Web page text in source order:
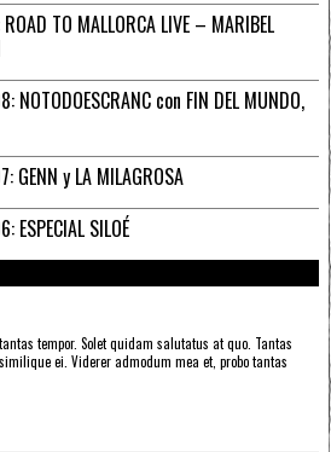
TO MALLORCA LIVE – MARIBEL
NOTODOESCRANC con FIN DEL MUNDO,
GENN y LA MILAGROSA
ESPECIAL SILOÉ
tempor. Solet quidam salutatus at quo. Tantas
ei. Viderer admodum mea et, probo tantas